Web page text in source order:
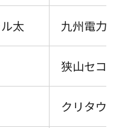
太 九州電力
狭山セコ
クリタウ